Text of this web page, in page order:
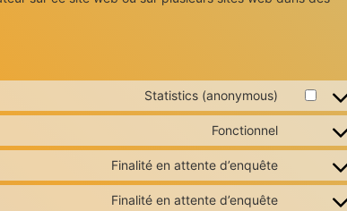
Statistics (anonymous)
Fonctionnel
Finalité en attente d’enquête
Finalité en attente d’enquête